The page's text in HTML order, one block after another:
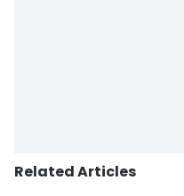
Related Articles